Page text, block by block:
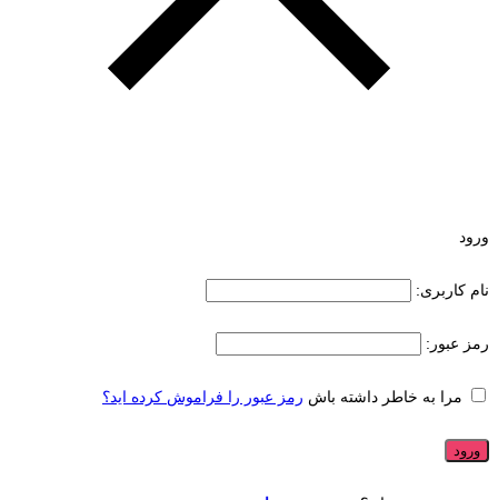
ورود
نام کاربری:
رمز عبور:
مرا به خاطر داشته باش رمز عبور را فراموش کرده اید؟